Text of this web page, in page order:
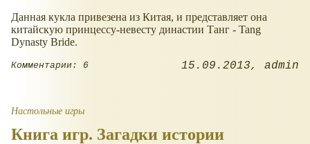
Данная кукла привезена из Китая, и представляет она
китайскую принцессу-невесту династии Танг - Tang
Dynasty Bride.
Комментарии: 6 15.09.2013 admin
Настольные игры
Книга игр. Загадки истории